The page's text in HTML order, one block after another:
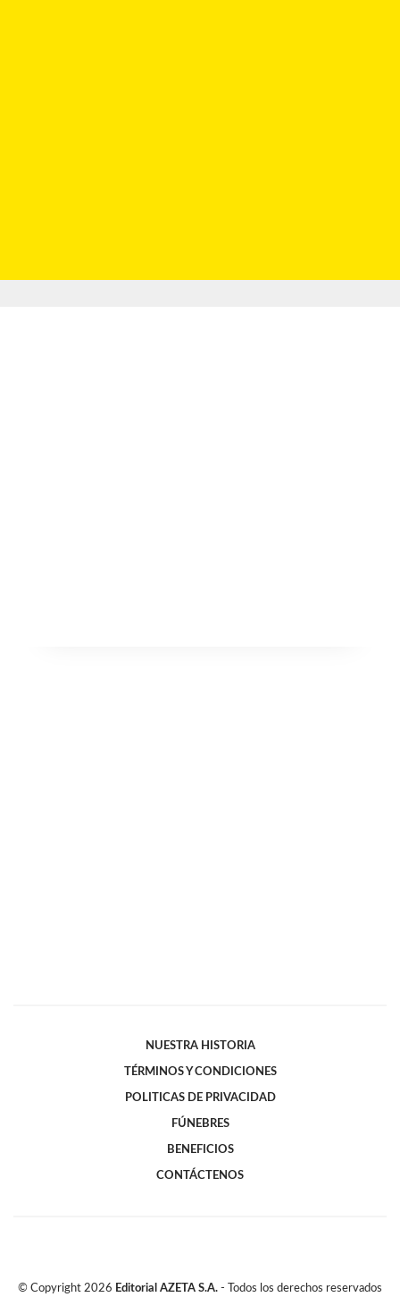
NUESTRA HISTORIA
TÉRMINOS Y CONDICIONES
POLITICAS DE PRIVACIDAD
FÚNEBRES
BENEFICIOS
CONTÁCTENOS
© Copyright 2026 Editorial AZETA S.A. - Todos los derechos reservados